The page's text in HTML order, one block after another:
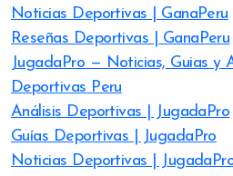
Noticias Deportivas | GanaPeru
Reseñas Deportivas | GanaPeru
JugadaPro — Noticias, Guias y
Deportivas Peru
Análisis Deportivas | JugadaPro
Guías Deportivas | JugadaPro
Noticias Deportivas |